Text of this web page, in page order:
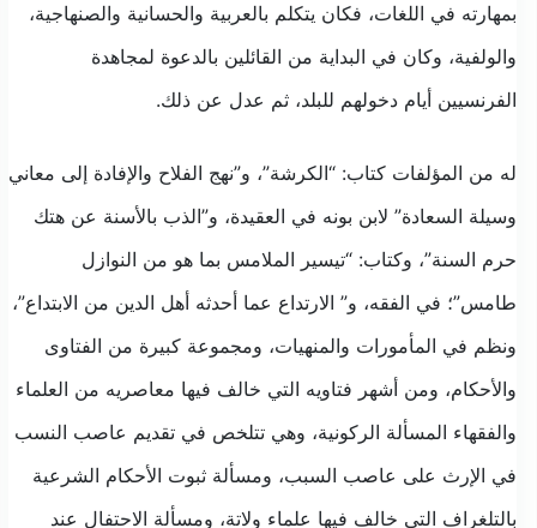
بمهارته في اللغات، فكان يتكلم بالعربية والحسانية والصنهاجية،
والولفية، وكان في البداية من القائلين بالدعوة لمجاهدة
الفرنسيين أيام دخولهم للبلد، ثم عدل عن ذلك.
له من المؤلفات كتاب: “الكرشة”، و”نهج الفلاح والإفادة إلى معاني
وسيلة السعادة” لابن بونه في العقيدة، و”الذب بالأسنة عن هتك
حرم السنة”، وكتاب: “تيسير الملامس بما هو من النوازل
طامس”؛ في الفقه، و” الارتداع عما أحدثه أهل الدين من الابتداع”،
ونظم في المأمورات والمنهيات، ومجموعة كبيرة من الفتاوى
والأحكام، ومن أشهر فتاويه التي خالف فيها معاصريه من العلماء
والفقهاء المسألة الركونية، وهي تتلخص في تقديم عاصب النسب
في الإرث على عاصب السبب، ومسألة ثبوت الأحكام الشرعية
بالتلغراف التي خالف فيها علماء ولاتة، ومسألة الاحتفال عند